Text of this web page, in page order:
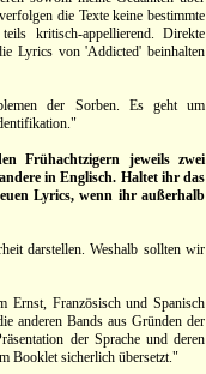
die Texte keine bestimmte
kritisch-appellierend. Direkte
Lyrics von 'Addicted' beinhalten
der Sorben. Es geht um
Frühachtzigern jeweils zwei
in Englisch. Haltet ihr das
Lyrics, wenn ihr außerhalb
darstellen. Weshalb sollten wir
Ernst, Französisch und Spanisch
anderen Bands aus Gründen der
der Sprache und deren
Booklet sicherlich übersetzt."